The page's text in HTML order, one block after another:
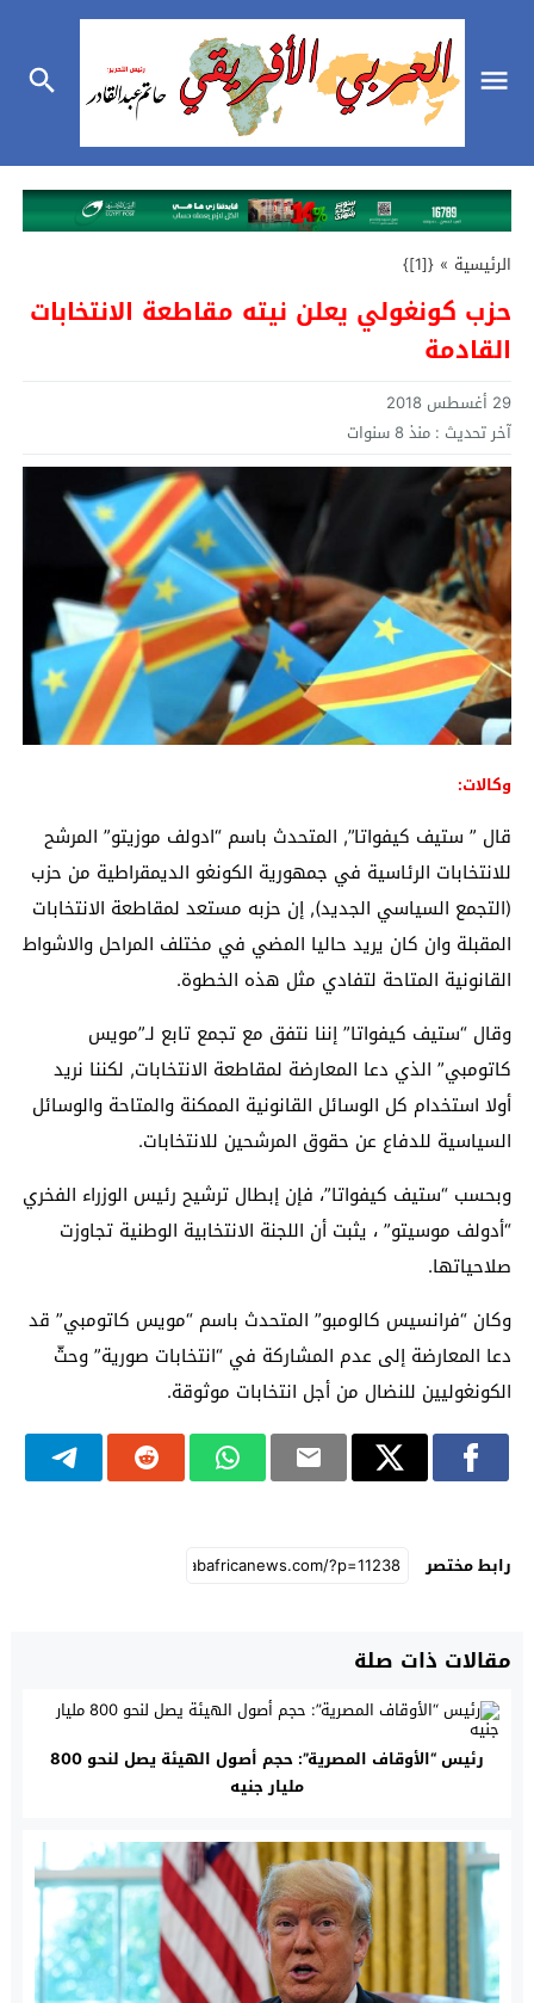
الرئيسية »
{[1]}
حزب كونغولي يعلن نيته مقاطعة الانتخابات
القادمة
29 أغسطس 2018
آخر تحديث : منذ 8 سنوات
وكالات:
قال ” ستيف كيفواتا”, المتحدث باسم “ادولف موزيتو” المرشح
للانتخابات الرئاسية في جمهورية الكونغو الديمقراطية من حزب
(التجمع السياسي الجديد), إن حزبه مستعد لمقاطعة الانتخابات
المقبلة وان كان يريد حاليا المضي في مختلف المراحل والاشواط
القانونية المتاحة لتفادي مثل هذه الخطوة.
وقال “ستيف كيفواتا” إننا نتفق مع تجمع تابع لـ”مويس
كاتومبي” الذي دعا المعارضة لمقاطعة الانتخابات, لكننا نريد
أولا استخدام كل الوسائل القانونية الممكنة والمتاحة والوسائل
السياسية للدفاع عن حقوق المرشحين للانتخابات.
وبحسب “ستيف كيفواتا”، فإن إبطال ترشيح رئيس الوزراء الفخري
“أدولف موسيتو” ، يثبت أن اللجنة الانتخابية الوطنية تجاوزت
صلاحياتها.
وكان “فرانسيس كالومبو” المتحدث باسم “مويس كاتومبي” قد
دعا المعارضة إلى عدم المشاركة في “انتخابات صورية” وحثّ
الكونغوليين للنضال من أجل انتخابات موثوقة.
رابط مختصر
مقالات ذات صلة
رئيس “الأوقاف المصرية”: حجم أصول الهيئة يصل لنحو 800
مليار جنيه